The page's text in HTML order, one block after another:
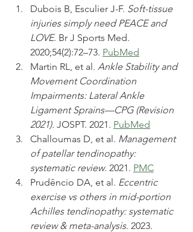
Dubois B, Esculier J-F. Soft-tissue
injuries simply need PEACE and
LOVE. Br J Sports Med.
2020;54(2):72–73. PubMed
Martin RL, et al. Ankle Stability and
Movement Coordination
Impairments: Lateral Ankle
Ligament Sprains—CPG (Revision
2021). JOSPT. 2021. PubMed
Challoumas D, et al. Management
of patellar tendinopathy:
systematic review. 2021. PMC
Prudêncio DA, et al. Eccentric
exercise vs others in mid-portion
Achilles tendinopathy: systematic
review & meta-analysis. 2023.